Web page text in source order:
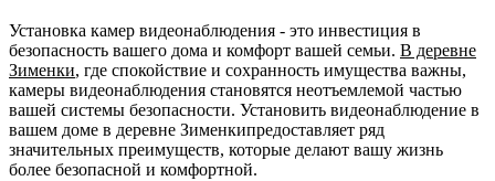
Установка камер видеонаблюдения - это инвестиция в
безопасность вашего дома и комфорт вашей семьи. В деревне
Зименки, где спокойствие и сохранность имущества важны,
камеры видеонаблюдения становятся неотъемлемой частью
вашей системы безопасности. Установить видеонаблюдение в
вашем доме в деревне Зименкипредоставляет ряд
значительных преимуществ, которые делают вашу жизнь
более безопасной и комфортной.